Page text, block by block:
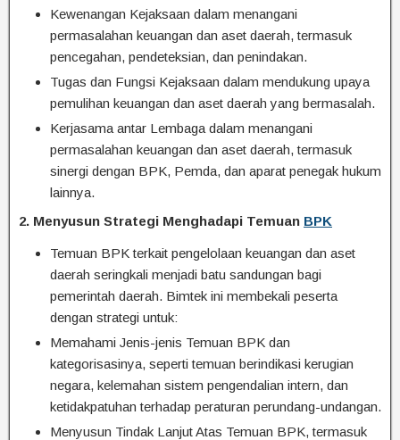
Kewenangan Kejaksaan dalam menangani
permasalahan keuangan dan aset daerah, termasuk
pencegahan, pendeteksian, dan penindakan.
Tugas dan Fungsi Kejaksaan dalam mendukung upaya
pemulihan keuangan dan aset daerah yang bermasalah.
Kerjasama antar Lembaga dalam menangani
permasalahan keuangan dan aset daerah, termasuk
sinergi dengan BPK, Pemda, dan aparat penegak hukum
lainnya.
2. Menyusun Strategi Menghadapi Temuan BPK
Temuan BPK terkait pengelolaan keuangan dan aset
daerah seringkali menjadi batu sandungan bagi
pemerintah daerah. Bimtek ini membekali peserta
dengan strategi untuk:
Memahami Jenis-jenis Temuan BPK dan
kategorisasinya, seperti temuan berindikasi kerugian
negara, kelemahan sistem pengendalian intern, dan
ketidakpatuhan terhadap peraturan perundang-undangan.
Menyusun Tindak Lanjut Atas Temuan BPK, termasuk